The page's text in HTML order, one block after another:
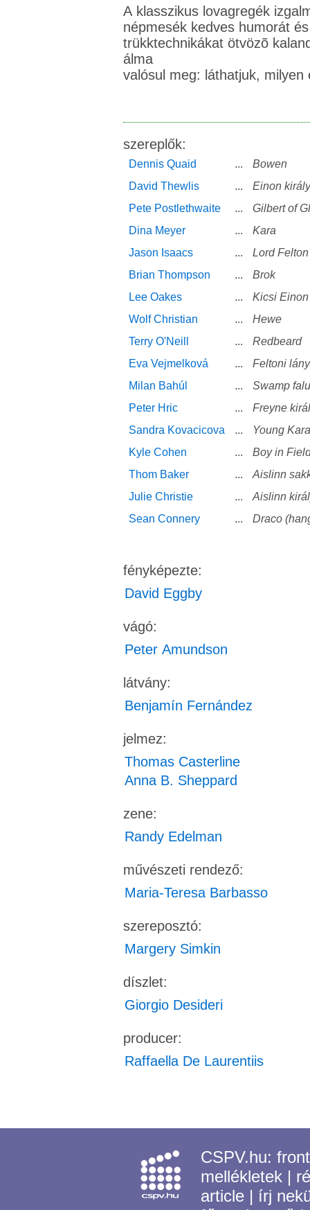
A klasszikus lovagregék
népmesék kedves humorát
trükktechnikákat ötvözõ
álma
valósul meg: láthatjuk, milyen
szereplők:
Dennis Quaid ...
Bowen
David Thewlis
...
Einon király
Pete Postlethwaite
...
Gilbert of
Dina Meyer
...
Kara
Jason Isaacs
...
Lord Felton
Brian Thompson
...
Brok
Lee Oakes
...
Kicsi Einon
Wolf Christian
...
Hewe
Terry O'Neill
...
Redbeard
Eva Vejmelková
...
Feltoni lány
Milan Bahúl
...
Swamp
Peter Hric
...
Freyne
Sandra Kovacicova
...
Young Kara
Kyle Cohen
...
Boy in
Thom Baker
...
Aislinn
Julie Christie
...
Aislinn
Sean Connery
... Draco
fényképezte:
David Eggby
vágó:
Peter Amundson
látvány:
Benjamín Fernández
jelmez:
Thomas Casterline
Anna B. Sheppard
zene:
Randy Edelman
művészeti rendező:
Maria-Teresa Barbasso
szereposztó:
Margery Simkin
díszlet:
Giorgio Desideri
producer:
Raffaella De Laurentiis
CSPV.hu:
mellékletek |
article | írj